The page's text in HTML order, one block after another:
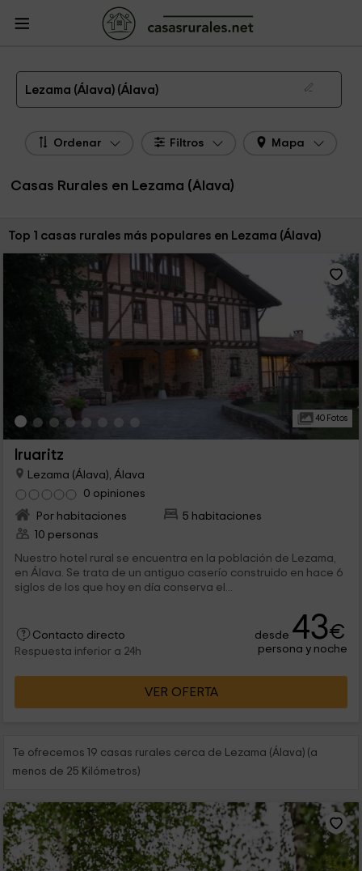
Casas Rurales
Álava
Casas Rurales Lezama (Álava)
Las 1 mejores casas rurales en Lezama (Álava) de 2026
Lezama (Álava) (Álava)
Ordenar Filtros Mapa
Casas Rurales en Lezama (Álava)
Ordenar por:
Top 1 casas rurales más populares en Lezama (Álava)
40 Fotos
Iruaritz
Lezama (Álava), Álava
0 opiniones
Por habitaciones
5 habitaciones
10 personas
Nuestro hotel rural se encuentra en la población de Lezama,
en Álava. Se trata de un antiguo caserío construido en hace 6
siglos de los que hoy en día conserva el...
Contacto directo
Respuesta inferior a 24h
desde 43€
persona y noche
VER OFERTA
Te ofrecemos 19 casas rurales cerca de Lezama (Álava) (a
menos de 25 Kilómetros)